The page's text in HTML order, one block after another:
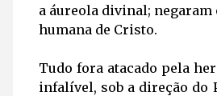
a áureola divinal; negaram
humana de Cristo.
Tudo fora atacado pela
infalível, sob a direção do